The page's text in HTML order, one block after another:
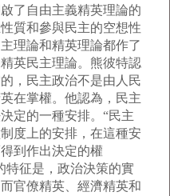
了自由主義精英理論的
質和參與民主的空想性
理論和精英理論都作了
英民主理論。熊彼特認
，民主政治不是由人民
在掌權。他認為，民主
定的一種安排。“民主
度上的安排，在這種安
到作出決定的權
特征是，政治決策的實
官僚精英、經濟精英和